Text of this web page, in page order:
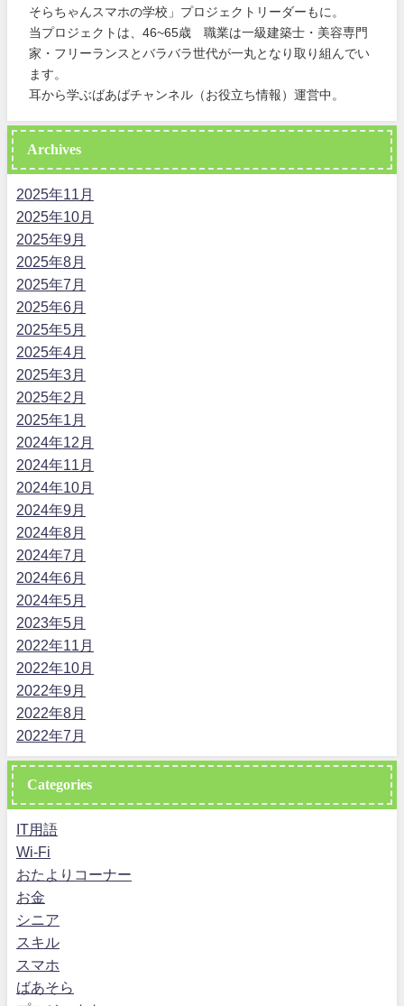
そらちゃんスマホの学校」プロジェクトリーダーもに。
当プロジェクトは、46~65歳 職業は一級建築士・美容専門
家・フリーランスとバラバラ世代が一丸となり取り組んでい
ます。
耳から学ぶばあばチャンネル（お役立ち情報）運営中。
Archives
2025年11月
2025年10月
2025年9月
2025年8月
2025年7月
2025年6月
2025年5月
2025年4月
2025年3月
2025年2月
2025年1月
2024年12月
2024年11月
2024年10月
2024年9月
2024年8月
2024年7月
2024年6月
2024年5月
2023年5月
2022年11月
2022年10月
2022年9月
2022年8月
2022年7月
Categories
IT用語
Wi-Fi
おたよりコーナー
お金
シニア
スキル
スマホ
ばあそら